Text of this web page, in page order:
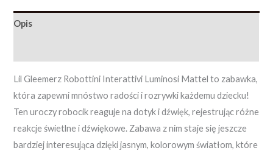
Opis
Lil Gleemerz Robottini Interattivi Luminosi Mattel to zabawka,
która zapewni mnóstwo radości i rozrywki każdemu dziecku!
Ten uroczy robocik reaguje na dotyk i dźwięk, rejestrując różne
reakcje świetlne i dźwiękowe. Zabawa z nim staje się jeszcze
bardziej interesująca dzięki jasnym, kolorowym światłom, które